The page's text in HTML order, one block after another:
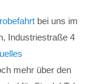
bei uns im
Industriestraße 4
mehr über den